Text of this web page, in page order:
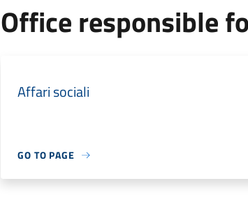
Office responsible
Affari sociali
GO TO PAGE